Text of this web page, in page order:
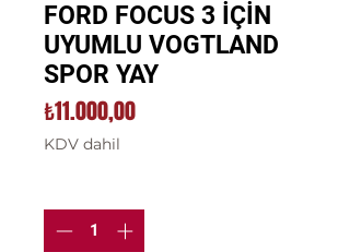
FORD FOCUS 3 İÇİN
UYUMLU VOGTLAND
SPOR YAY
₺11.000,00Fiyat
KDV dahil